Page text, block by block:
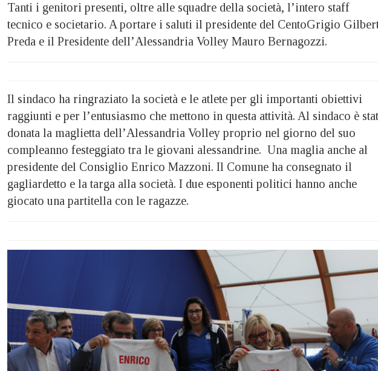
Tanti i genitori presenti, oltre alle squadre della società, l’intero staff
tecnico e societario. A portare i saluti il presidente del CentoGrigio
Preda e il Presidente dell’Alessandria Volley Mauro Bernagozzi.
Il sindaco ha ringraziato la società e le atlete per gli importanti obiettivi
raggiunti e per l’entusiasmo che mettono in questa attività. Al sindaco è
donata la maglietta dell’Alessandria Volley proprio nel giorno del suo
compleanno festeggiato tra le giovani alessandrine. Una maglia anche al
presidente del Consiglio Enrico Mazzoni. Il Comune ha consegnato il
gagliardetto e la targa alla società. I due esponenti politici hanno anche
giocato una partitella con le ragazze.